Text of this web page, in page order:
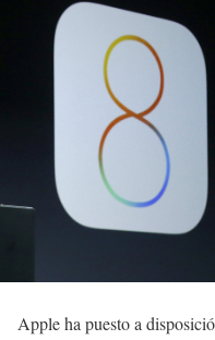
Apple ha puesto a